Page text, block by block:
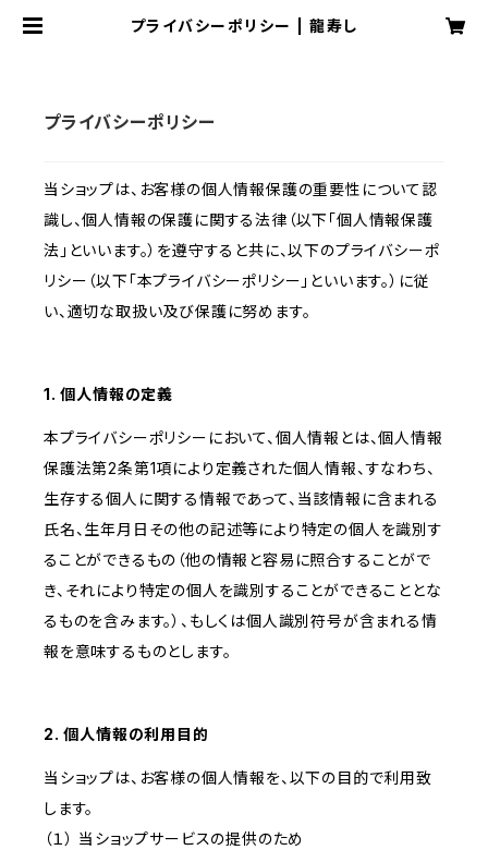
プライバシーポリシー | 龍寿し
プライバシーポリシー
当ショップは、お客様の個人情報保護の重要性について認
識し、個人情報の保護に関する法律（以下「個人情報保護
法」といいます。）を遵守すると共に、以下のプライバシーポ
リシー（以下「本プライバシーポリシー」といいます。）に従
い、適切な取扱い及び保護に努めます。
1. 個人情報の定義
本プライバシーポリシーにおいて、個人情報とは、個人情報
保護法第2条第1項により定義された個人情報、すなわち、
生存する個人に関する情報であって、当該情報に含まれる
氏名、生年月日その他の記述等により特定の個人を識別す
ることができるもの（他の情報と容易に照合することがで
き、それにより特定の個人を識別することができることとな
るものを含みます。）、もしくは個人識別符号が含まれる情
報を意味するものとします。
2. 個人情報の利用目的
当ショップは、お客様の個人情報を、以下の目的で利用致
します。
（１） 当ショップサービスの提供のため